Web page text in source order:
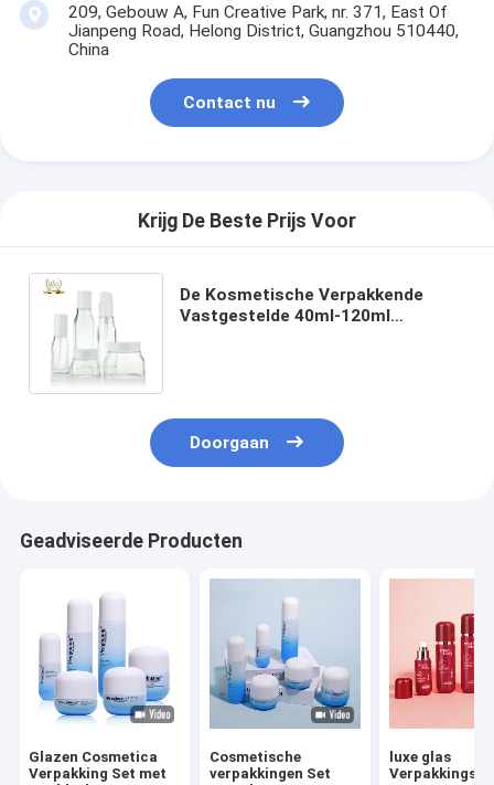
209, Gebouw A, Fun Creative Park, nr. 371, East Of
Jianpeng Road, Helong District, Guangzhou 510440,
China
Contact nu
Krijg De Beste Prijs Voor
De Kosmetische Verpakkende
Vastgestelde 40ml-120ml
Doorgaan
Geadviseerde Producten
Glazen Cosmetica
Verpakking Set met
Cosmetische
verpakkingen Set
luxe glas